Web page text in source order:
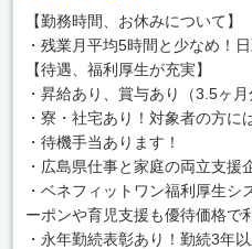
【勤務時間、お休みについて】
・残業月平均5時間と少なめ！
【待遇、福利厚生が充実】
・昇給あり、賞与あり（3.5ヶ
・寮・社宅あり！対象者の方に
・待機手当あります！
・広島県仕事と家庭の両立支援
・ベネフィットワン福利厚生シ
ーポンや育児支援も優待価格で
・永年勤続表彰あり！勤続3年